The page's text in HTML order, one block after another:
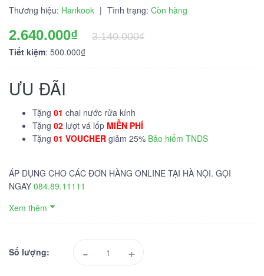
Thương hiệu: Hankook | Tình trạng: Còn hàng
2.640.000₫
3.140.000₫
Tiết kiệm: 500.000₫
ƯU ĐÃI
Tặng 01 chai nước rửa kính
Tặng 02 lượt vá lốp MIỄN PHÍ
Tặng 01 VOUCHER giảm 25% Bảo hiểm TNDS
ÁP DỤNG CHO CÁC ĐƠN HÀNG ONLINE TẠI HÀ NỘI. GỌI
NGAY 084.89.11111
Xem thêm
Số lượng: - +